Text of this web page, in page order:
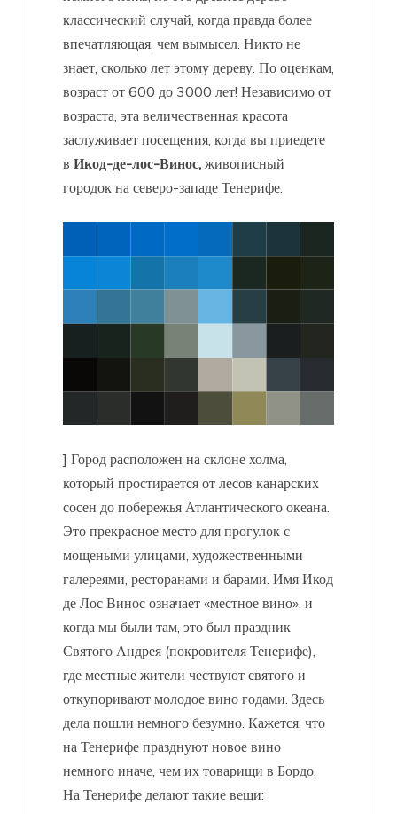
классический случай, когда правда более
впечатляющая, чем вымысел. Никто не
знает, сколько лет этому дереву. По оценкам,
возраст от 600 до 3000 лет! Независимо от
возраста, эта величественная красота
заслуживает посещения, когда вы приедете
в Икод-де-лос-Винос, живописный
городок на северо-западе Тенерифе.
] Город расположен на склоне холма,
который простирается от лесов канарских
сосен до побережья Атлантического океана.
Это прекрасное место для прогулок с
мощеными улицами, художественными
галереями, ресторанами и барами. Имя Икод
де Лос Винос означает «местное вино», и
когда мы были там, это был праздник
Святого Андрея (покровителя Тенерифе),
где местные жители чествуют святого и
откупоривают молодое вино годами. Здесь
дела пошли немного безумно. Кажется, что
на Тенерифе празднуют новое вино
немного иначе, чем их товарищи в Бордо.
На Тенерифе делают такие вещи: